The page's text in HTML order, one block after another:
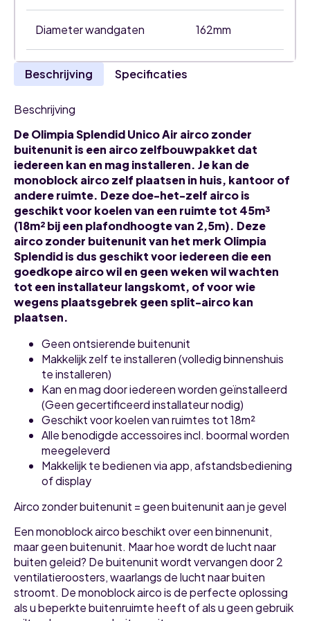
Diameter wandgaten 162mm
Beschrijving Specificaties
Beschrijving
De Olimpia Splendid Unico Air airco zonder
buitenunit is een airco zelfbouwpakket dat
iedereen kan en mag installeren. Je kan de
monoblock airco zelf plaatsen in huis, kantoor of
andere ruimte. Deze doe-het-zelf airco is
geschikt voor koelen van een ruimte tot 45m³
(18m² bij een plafondhoogte van 2,5m). Deze
airco zonder buitenunit van het merk Olimpia
Splendid is dus geschikt voor iedereen die een
goedkope airco wil en geen weken wil wachten
tot een installateur langskomt, of voor wie
wegens plaatsgebrek geen split-airco kan
plaatsen.
Geen ontsierende buitenunit
Makkelijk zelf te installeren (volledig binnenshuis
te installeren)
Kan en mag door iedereen worden geïnstalleerd
(Geen gecertificeerd installateur nodig)
Geschikt voor koelen van ruimtes tot 18m²
Alle benodigde accessoires incl. boormal worden
meegeleverd
Makkelijk te bedienen via app, afstandsbediening
of display
Airco zonder buitenunit = geen buitenunit aan je gevel
Een monoblock airco beschikt over een binnenunit,
maar geen buitenunit. Maar hoe wordt de lucht naar
buiten geleid? De buitenunit wordt vervangen door 2
ventilatieroosters, waarlangs de lucht naar buiten
stroomt. De monoblock airco is de perfecte oplossing
als u beperkte buitenruimte heeft of als u geen gebruik